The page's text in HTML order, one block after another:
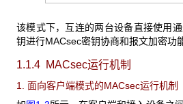
该模式下，互连的两台设备直接使用
钥进行MACsec密钥协商和报文加密功能
1.1.4 MACsec运行机制
1. 面向客户端模式的MACsec运行机制